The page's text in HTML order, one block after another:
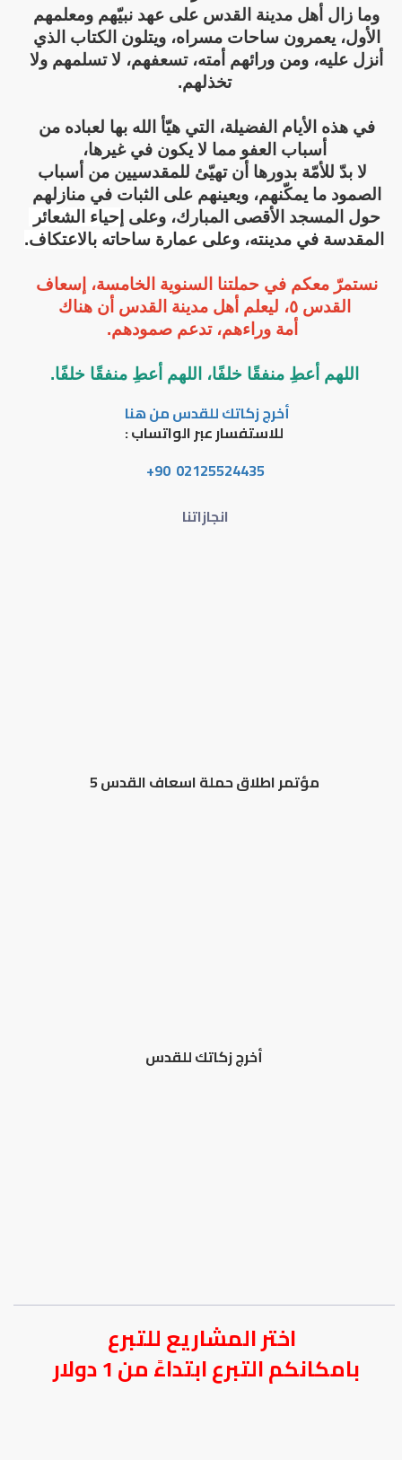
أنزل عليه، ومن ورائهم أمته، تسعفهم، لا تسلمهم ولا
تخذلهم.
أسباب العفو مما لا يكون في غيرها،
حول المسجد الأقصى المبارك، وعلى
المقدسة في مدينته، وعلى عمارة ساحاته بالاعتكاف.
نستمرّ معكم في حملتنا السنوية الخامسة،
القدس ٥،
ليعلم أهل مدينة القدس أن هناك
أمة وراءهم، تدعم صمودهم.
اللهم أعطِ منفقًا خلفًا، اللهم أعطِ منفقًا خلفًا.
أخرج زكاتك للقدس من هنا
للاستفسار عبر الواتساب :
02125524435 90+
انجازاتنا
مؤتمر اطلاق حملة اسعاف القدس 5
أخرج زكاتك للقدس
اختر المشاريع للتبرع
بامكانكم التبرع ابتداءً من 1 دولار